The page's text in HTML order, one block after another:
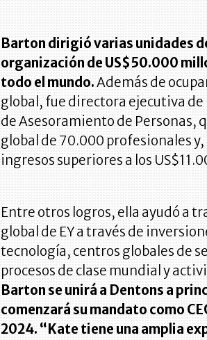
Barton dirigió varias unidades
organización de US$50.000
todo el mundo.Además de
global, fue directora ejecutiva de
de Asesoramiento de Personas,
global de 70.000 profesionales
ingresos superiores a los
Entre otros logros, ella ayudó a
global de EY a través de
tecnología, centros globales de
procesos de clase mundial y
Barton se unirá a Dentons a
comenzará su mandato como
2024. “Kate tiene una amplia